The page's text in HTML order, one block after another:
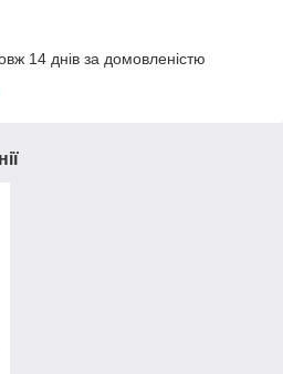
14 днів за домовленістю